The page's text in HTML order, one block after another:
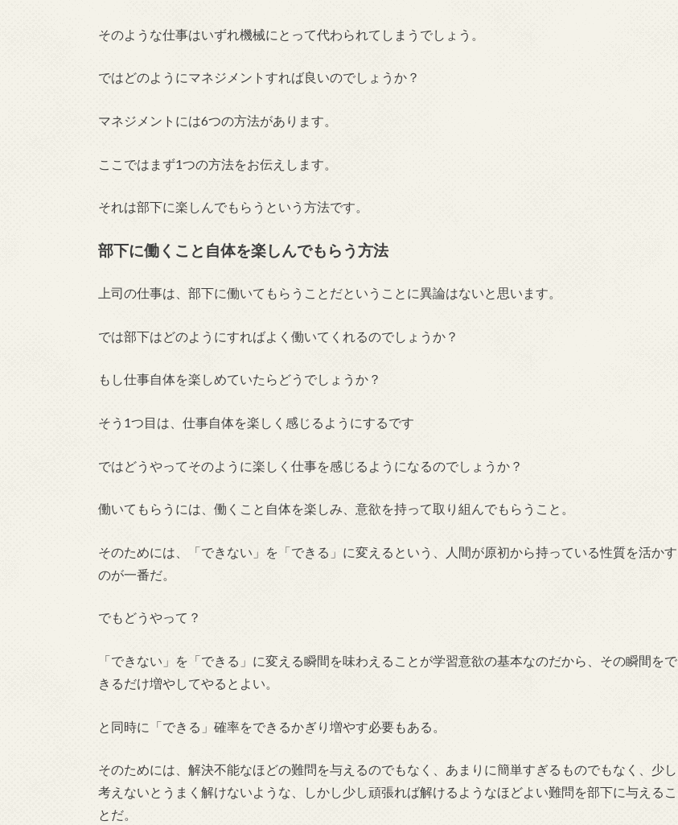
そのような仕事はいずれ機械にとって代わられてしまうでしょう。
ではどのようにマネジメントすれば良いのでしょうか？
マネジメントには6つの方法があります。
ここではまず1つの方法をお伝えします。
それは部下に楽しんでもらうという方法です。
部下に働くこと自体を楽しんでもらう方法
上司の仕事は、部下に働いてもらうことだということに異論はないと思います。
では部下はどのようにすればよく働いてくれるのでしょうか？
もし仕事自体を楽しめていたらどうでしょうか？
そう1つ目は、仕事自体を楽しく感じるようにするです
ではどうやってそのように楽しく仕事を感じるようになるのでしょうか？
働いてもらうには、働くこと自体を楽しみ、意欲を持って取り組んでもらうこと。
そのためには、「できない」を「できる」に変えるという、人間が原初から持っている性質を活かす
のが一番だ。
でもどうやって？
「できない」を「できる」に変える瞬間を味わえることが学習意欲の基本なのだから、その瞬間をで
きるだけ増やしてやるとよい。
と同時に「できる」確率をできるかぎり増やす必要もある。
そのためには、解決不能なほどの難問を与えるのでもなく、あまりに簡単すぎるものでもなく、少し
考えないとうまく解けないような、しかし少し頑張れば解けるようなほどよい難問を部下に与えるこ
とだ。